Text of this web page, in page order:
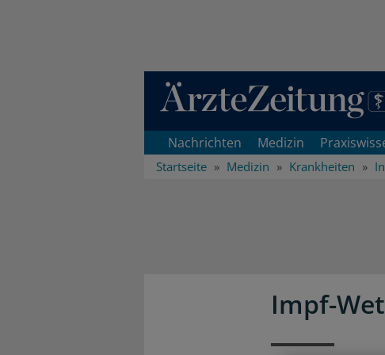
Direkt zum Inhaltsbereich
Nachrichten Medizin
Startseite Medizin Krankheiten
Impf-